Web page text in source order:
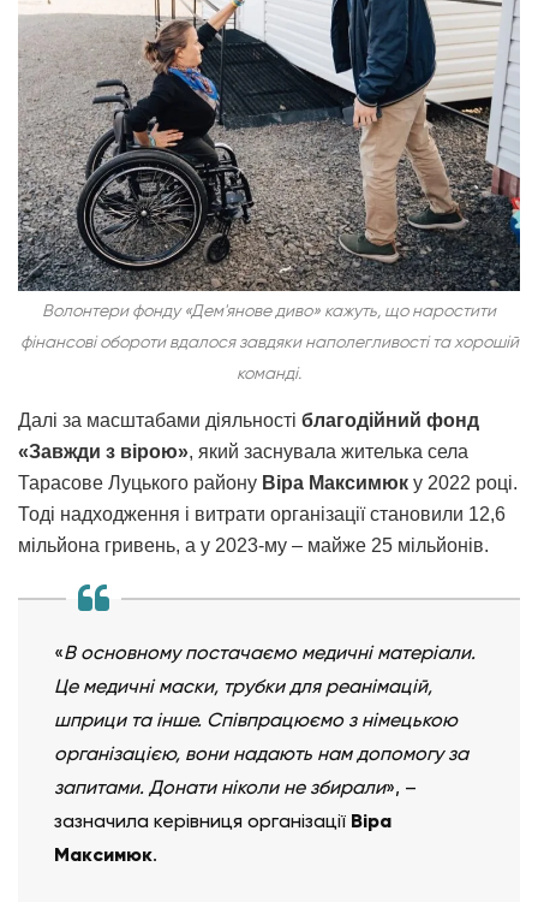
Волонтери фонду «Дем'янове диво» кажуть, що наростити
фінансові обороти вдалося завдяки наполегливості та хорошій
команді.
Далі за масштабами діяльності благодійний фонд
«Завжди з вірою», який заснувала жителька села
Тарасове Луцького району Віра Максимюк у 2022 році.
Тоді надходження і витрати організації становили 12,6
мільйона гривень, а у 2023-му – майже 25 мільйонів.
«В основному постачаємо медичні матеріали.
Це медичні маски, трубки для реанімацій,
шприци та інше. Співпрацюємо з німецькою
організацією, вони надають нам допомогу за
запитами. Донати ніколи не збирали», –
зазначила керівниця організації Віра
Максимюк.